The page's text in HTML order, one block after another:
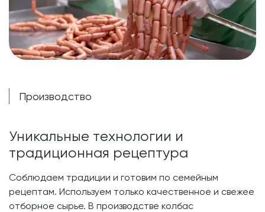
Производство
Уникальные технологии и
традиционная рецептура
Соблюдаем традиции и готовим по семейным
рецептам. Используем только качественное и свежее
отборное сырье. В производстве колбас